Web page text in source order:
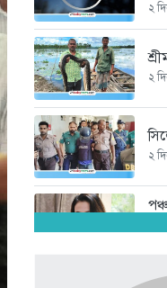
২
২
২